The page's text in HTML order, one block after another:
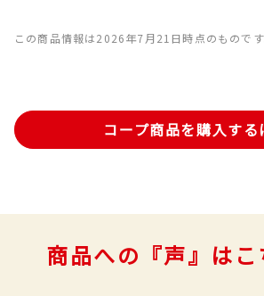
この商品情報は2026年7月21日時点のものです
コープ商品を購入する
商品への『声』はこ